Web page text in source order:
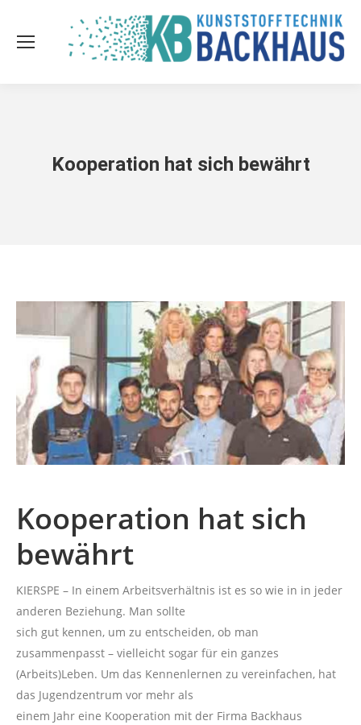
Kooperation hat sich bewährt
Kooperation hat sich
bewährt
KIERSPE – In einem Arbeitsverhältnis ist es so wie in in jeder
anderen Beziehung. Man sollte
sich gut kennen, um zu entscheiden, ob man
zusammenpasst – vielleicht sogar für ein ganzes
(Arbeits)Leben. Um das Kennenlernen zu vereinfachen, hat
das Jugendzentrum vor mehr als
einem Jahr eine Kooperation mit der Firma Backhaus